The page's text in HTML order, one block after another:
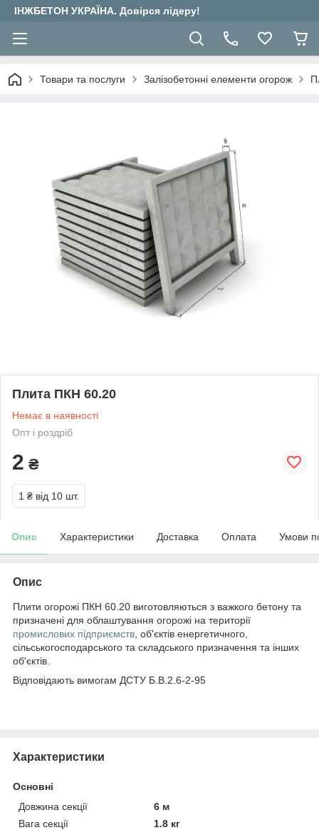
ІНЖБЕТОН УКРАЇНА. Довірся лідеру!
Товари та послуги Залізобетонні елементи огорож
Плита ПКН 60.20
Немає в наявності
Опт і роздріб
2 ₴
1 ₴ від 10 шт.
Опис Характеристики Доставка Оплата Умови
Опис
Плити огорожі ПКН 60.20 виготовляються з важкого бетону та
призначені для облаштування огорожі на території
промислових підприємств , об'єктів енергетичного,
сільськогосподарського та складського призначення та інших
об'єктів.
Відповідають вимогам ДСТУ Б.В.2.6-2-95
Характеристики
Основні
Довжина секції
6 м
Вага секції
1.8 кг